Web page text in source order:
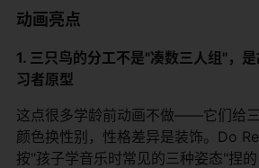
动画亮点
1. 三只鸟的分工不是"凑数三人组"，
习者原型
这点很多学龄前动画不做——它们给
颜色换性别，性格差异是装饰。Do
按"孩子学音乐时常见的三种姿态"捏的